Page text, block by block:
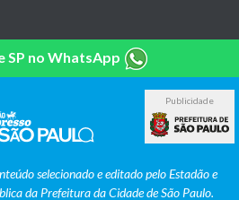
SP no WhatsApp
Publicidade
selecionado e editado pelo Estadão e
da Prefeitura da Cidade de São Paulo.